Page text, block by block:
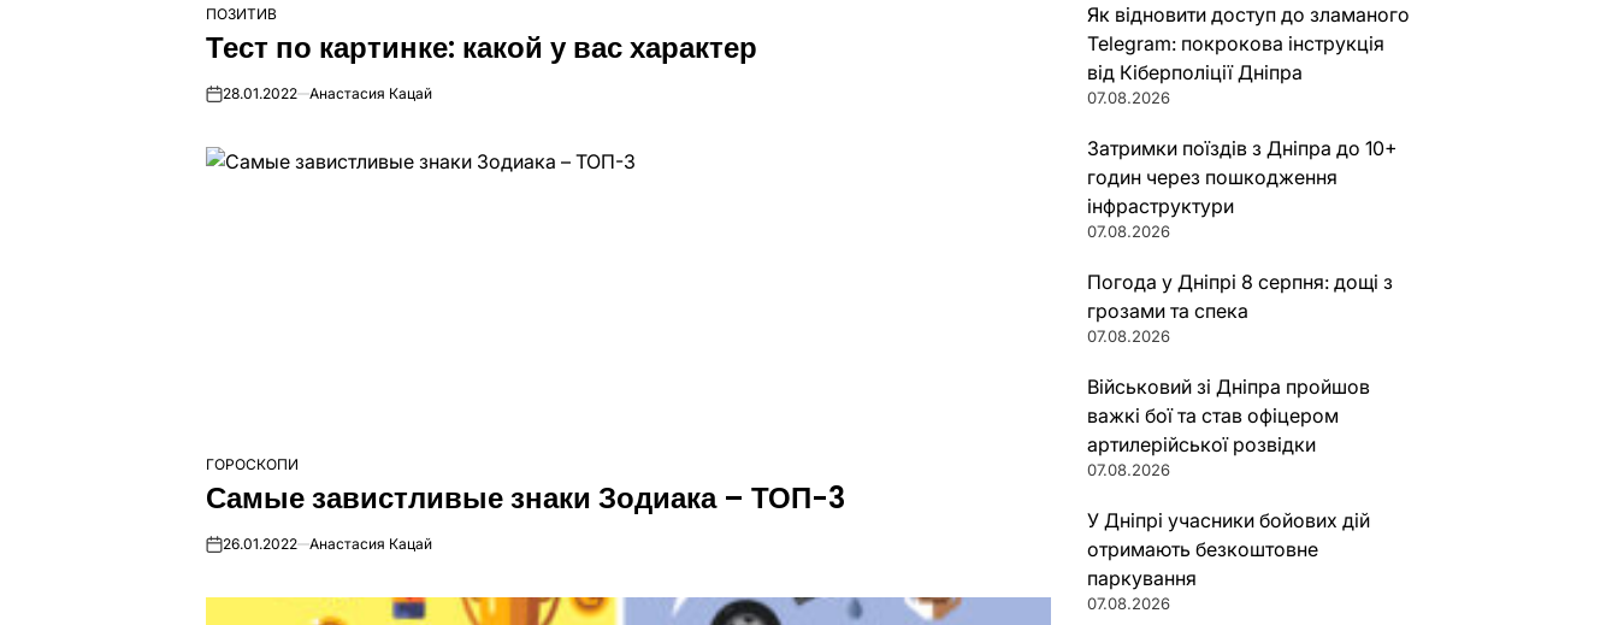
ОПУБЛІКУВАТИ
У
ПОЗИТИВ
Тест по картинке: какой у вас характер
on28.01.2022 Анастасия Кацай
ОПУБЛІКУВАТИ
У
ГОРОСКОПИ
Самые завистливые знаки Зодиака – ТОП-3
on26.01.2022 Анастасия Кацай
Як відновити доступ до зламаного
Telegram: покрокова інструкція
від Кіберполіції Дніпра
07.08.2026
Затримки поїздів з Дніпра до 10+
годин через пошкодження
інфраструктури
07.08.2026
Погода у Дніпрі 8 серпня: дощі з
грозами та спека
07.08.2026
Військовий зі Дніпра пройшов
важкі бої та став офіцером
артилерійської розвідки
07.08.2026
У Дніпрі учасники бойових дій
отримають безкоштовне
паркування
07.08.2026